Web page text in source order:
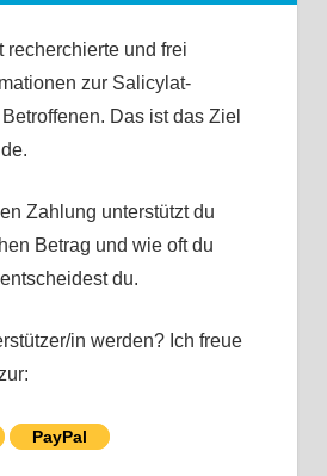
recherchierte und frei
zur Salicylat-
Das ist das Ziel
Zahlung unterstützt du
Betrag und wie oft du
du.
in werden? Ich freue
PayPal